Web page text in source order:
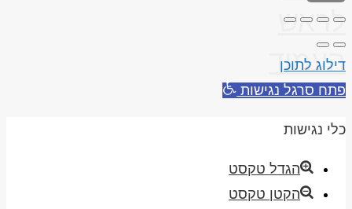
לראש
העמוד
דילוג לתוכן
פתח סרגל נגישות
כלי נגישות
הגדל טקסט
הקטן טקסט